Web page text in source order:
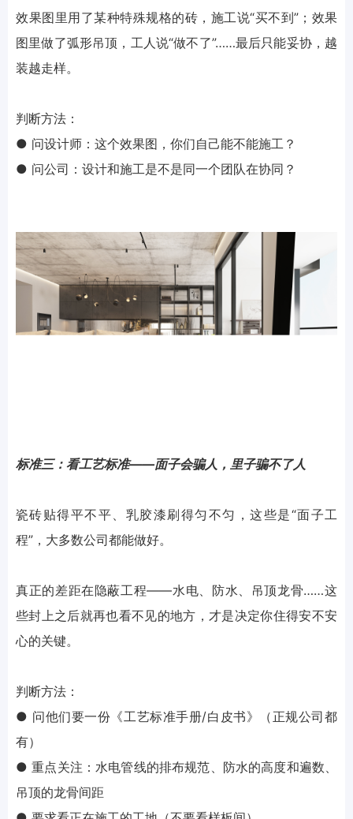
效果图里用了某种特殊规格的砖，施工说“买不到”；效果
图里做了弧形吊顶，工人说“做不了”……最后只能妥协，越
装越走样。
判断方法：
● 问设计师：这个效果图，你们自己能不能施工？
● 问公司：设计和施工是不是同一个团队在协同？
标准三：看工艺标准——面子会骗人，里子骗不了人
瓷砖贴得平不平、乳胶漆刷得匀不匀，这些是“面子工
程”，大多数公司都能做好。
真正的差距在隐蔽工程——水电、防水、吊顶龙骨……这
些封上之后就再也看不见的地方，才是决定你住得安不安
心的关键。
判断方法：
● 问他们要一份《工艺标准手册/白皮书》（正规公司都
有）
● 重点关注：水电管线的排布规范、防水的高度和遍数、
吊顶的龙骨间距